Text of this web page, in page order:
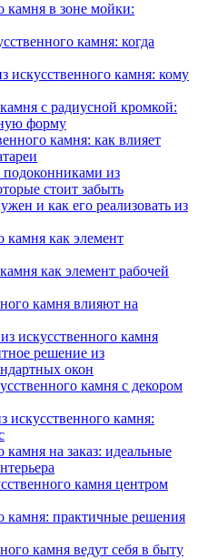
камня в зоне мойки:
камня: когда
искусственного камня: кому
с радиусной кромкой:
форму
камня: как влияет
подоконниками из
стоит забыть
и как его реализовать из
камня как элемент
как элемент рабочей
камня влияют на
искусственного камня
решение из
окон
камня с декором
камня:
на заказ: идеальные
камня центром
камня: практичные решения
камня ведут себя в быту